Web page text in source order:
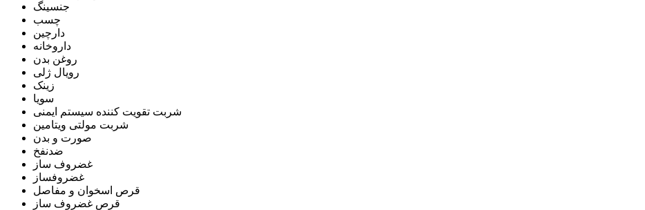
جنسینگ
چسب
دارچین
داروخانه
روغن بدن
رویال ژلی
زینک
سویا
شربت تقویت کننده سیستم ایمنی
شربت مولتی ویتامین
صورت و بدن
ضدنفخ
غضروف ساز
غضروفساز
قرص اسخوان و مفاصل
قرص غضروف ساز